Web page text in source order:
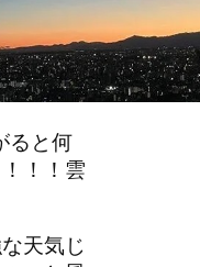
ると何
！！雲
天気じ